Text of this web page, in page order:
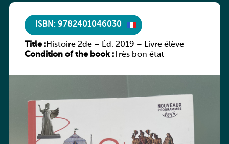
ISBN: 9782401046030
Title :Histoire 2de – Éd. 2019 – Livre élève
Condition of the book :Très bon état